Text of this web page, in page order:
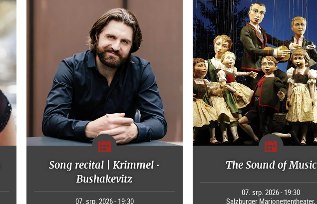
Song recital | Krimmel ·
Bushakevitz
07. srp. 2026 - 19:30
The Sound of Music
07. srp. 2026 - 19:30
Salzburger Marionettentheater,